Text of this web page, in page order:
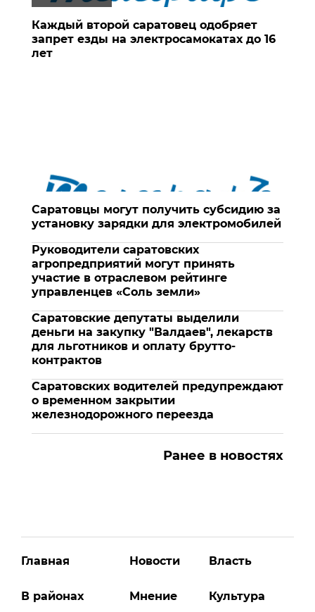
Каждый второй саратовец одобряет
запрет езды на электросамокатах до 16
лет
Саратовцы могут получить субсидию за
установку зарядки для электромобилей
Руководители саратовских
агропредприятий могут принять
участие в отраслевом рейтинге
управленцев «Соль земли»
Саратовские депутаты выделили
деньги на закупку "Валдаев", лекарств
для льготников и оплату брутто-
контрактов
Саратовских водителей предупреждают
о временном закрытии
железнодорожного переезда
Ранее в новостях
Главная
В районах
Новости
Мнение
Власть
Культура